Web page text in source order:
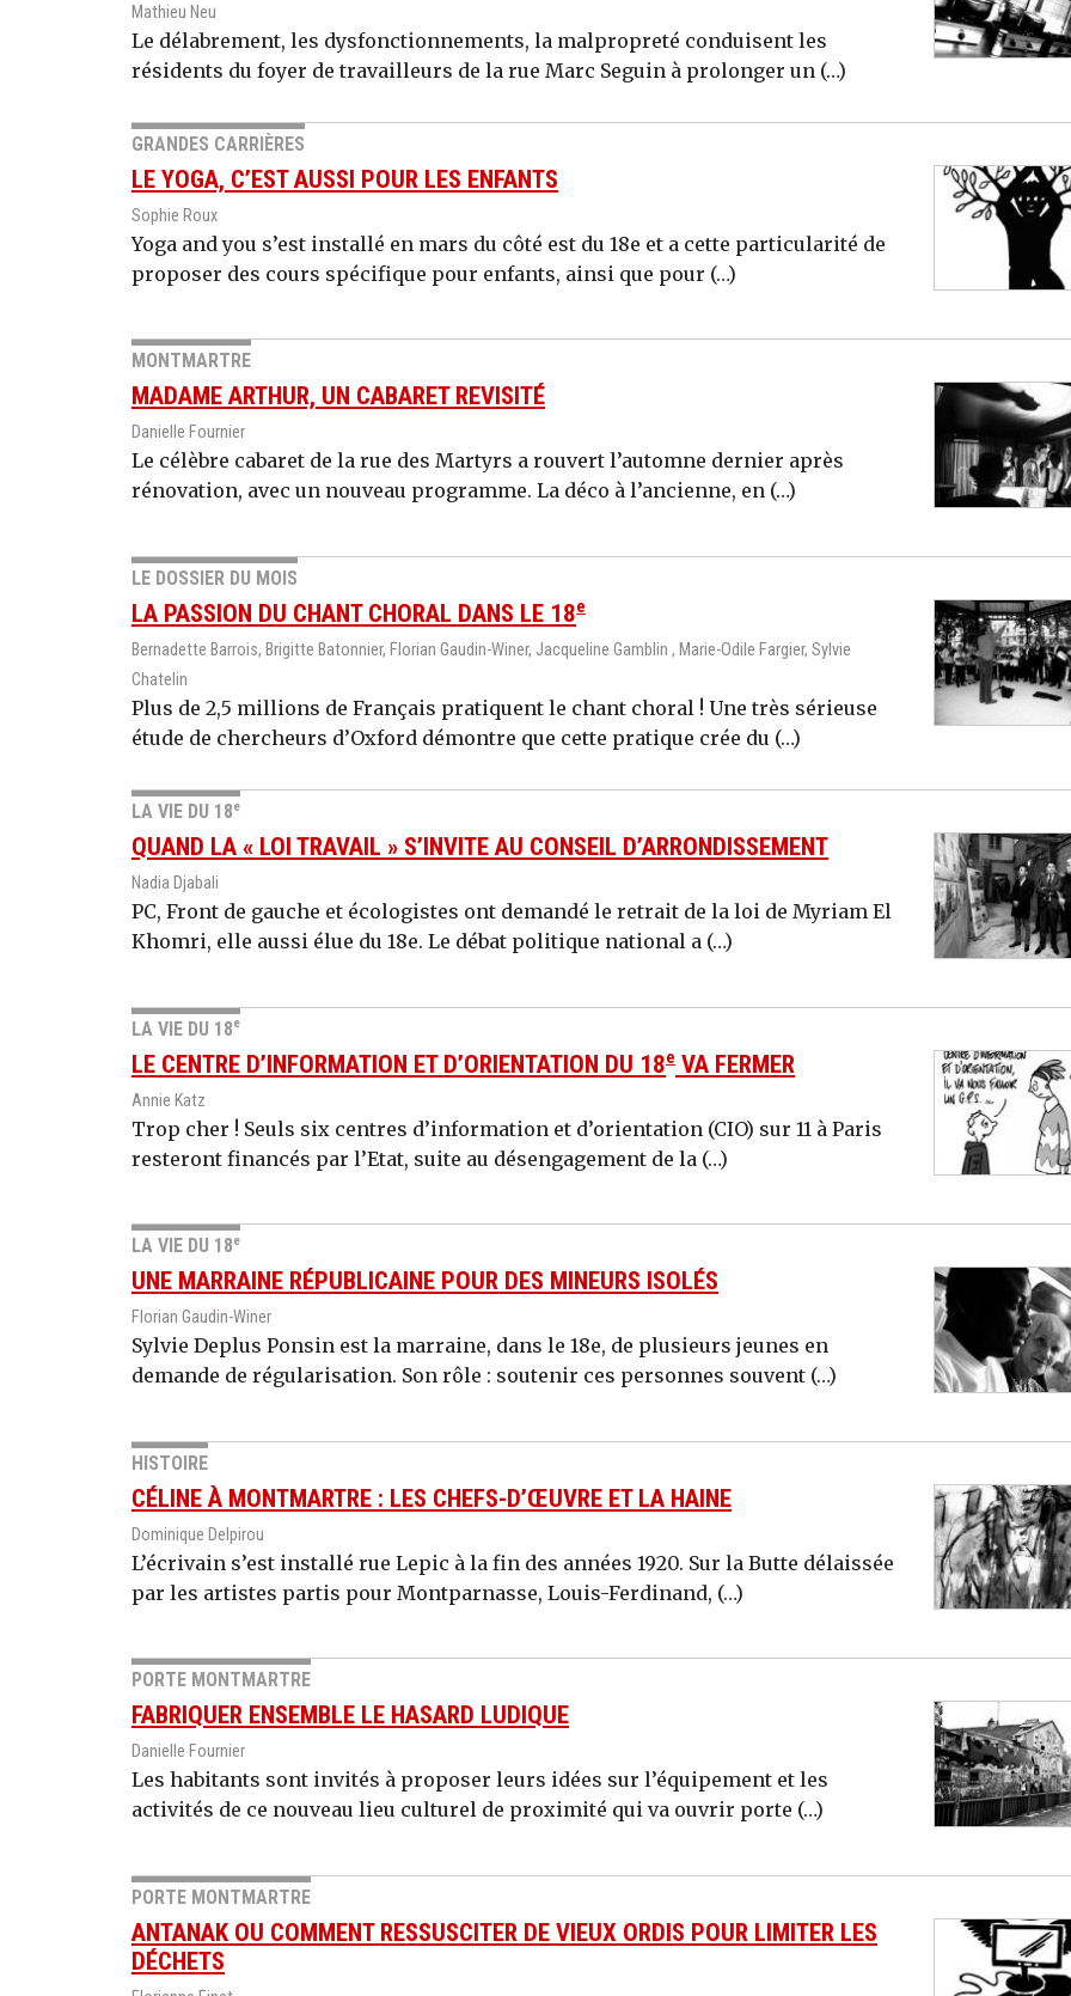
Mathieu Neu
Le délabrement, les dysfonctionnements, la malpropreté conduisent les
résidents du foyer de travailleurs de la rue Marc Seguin à prolonger un (…)
GRANDES CARRIÈRES
LE YOGA, C’EST AUSSI POUR LES ENFANTS
Sophie Roux
Yoga and you s’est installé en mars du côté est du 18e et a cette particularité de
proposer des cours spécifique pour enfants, ainsi que pour (…)
MONTMARTRE
MADAME ARTHUR, UN CABARET REVISITÉ
Danielle Fournier
Le célèbre cabaret de la rue des Martyrs a rouvert l’automne dernier après
rénovation, avec un nouveau programme. La déco à l’ancienne, en (…)
LE DOSSIER DU MOIS
LA PASSION DU CHANT CHORAL DANS LE 18e
Bernadette Barrois, Brigitte Batonnier, Florian Gaudin-Winer, Jacqueline Gamblin , Marie-Odile Fargier, Sylvie
Chatelin
Plus de 2,5 millions de Français pratiquent le chant choral ! Une très sérieuse
étude de chercheurs d’Oxford démontre que cette pratique crée du (…)
LA VIE DU 18e
QUAND LA « LOI TRAVAIL » S’INVITE AU CONSEIL D’ARRONDISSEMENT
Nadia Djabali
PC, Front de gauche et écologistes ont demandé le retrait de la loi de Myriam El
Khomri, elle aussi élue du 18e. Le débat politique national a (…)
LA VIE DU 18e
LE CENTRE D’INFORMATION ET D’ORIENTATION DU 18e VA FERMER
Annie Katz
Trop cher ! Seuls six centres d’information et d’orientation (CIO) sur 11 à Paris
resteront financés par l’Etat, suite au désengagement de la (…)
LA VIE DU 18e
UNE MARRAINE RÉPUBLICAINE POUR DES MINEURS ISOLÉS
Florian Gaudin-Winer
Sylvie Deplus Ponsin est la marraine, dans le 18e, de plusieurs jeunes en
demande de régularisation. Son rôle : soutenir ces personnes souvent (…)
HISTOIRE
CÉLINE À MONTMARTRE : LES CHEFS-D’ŒUVRE ET LA HAINE
Dominique Delpirou
L’écrivain s’est installé rue Lepic à la fin des années 1920. Sur la Butte délaissée
par les artistes partis pour Montparnasse, Louis-Ferdinand, (…)
PORTE MONTMARTRE
FABRIQUER ENSEMBLE LE HASARD LUDIQUE
Danielle Fournier
Les habitants sont invités à proposer leurs idées sur l’équipement et les
activités de ce nouveau lieu culturel de proximité qui va ouvrir porte (…)
PORTE MONTMARTRE
ANTANAK OU COMMENT RESSUSCITER DE VIEUX ORDIS POUR LIMITER LES
DÉCHETS